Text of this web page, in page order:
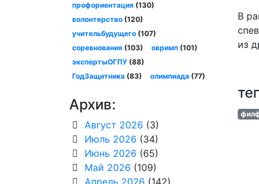
В
из
профориентация(130)
волонтерство(120)
учительбудущего(107)
соревнования(103) овримп (101)
экспертыОГПУ(88)
ГодЗащитника(83) олимпиада (77)
Архив:
Август 2026 (3)
Июль 2026 (34)
Июнь 2026 (65)
Май 2026 (109)